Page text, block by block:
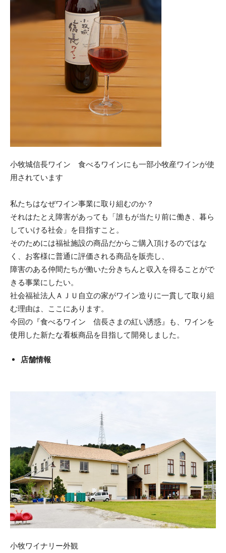
小牧城信長ワイン 食べるワインにも一部小牧産ワインが使
用されています
私たちはなぜワイン事業に取り組むのか？
それはたとえ障害があっても「誰もが当たり前に働き、暮ら
していける社会」を目指すこと。
そのためには福祉施設の商品だからご購入頂けるのではな
く、お客様に普通に評価される商品を販売し、
障害のある仲間たちが働いた分きちんと収入を得ることがで
きる事業にしたい。
社会福祉法人ＡＪＵ自立の家がワイン造りに一貫して取り組
む理由は、ここにあります。
今回の『食べるワイン 信長さまの紅い誘惑』も、ワインを
使用した新たな看板商品を目指して開発しました。
店舗情報
小牧ワイナリー外観